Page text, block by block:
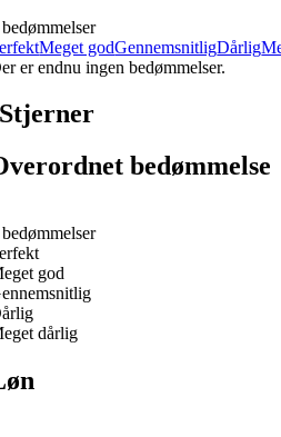
Meget godGennemsnitligDårlig
er endnu ingen bedømmelser.
Stjerner
bedømmelse
god
dårlig